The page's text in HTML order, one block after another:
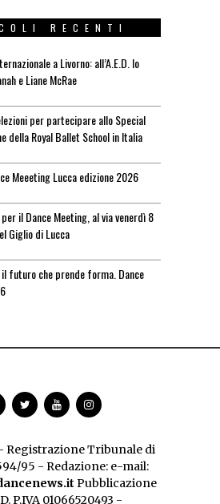
RECENTI
a Livorno: all’A.E.D. lo
e Liane McRae
per partecipare allo Special
della Royal Ballet School in Italia
Meeeting Lucca edizione 2026
il Dance Meeting, al via venerdì 8
Giglio di Lucca
futuro che prende forma. Dance
Registrazione Tribunale di
95 - Redazione: e-mail:
Pubblicazione
P.IVA 01066520493 -